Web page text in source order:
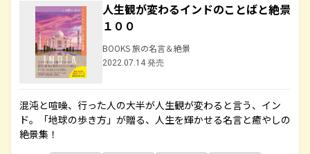
人生観が変わるインドのことばと絶景
１００
BOOKS 旅の名言＆絶景
2022.07.14 発売
混沌と喧噪、行った人の大半が人生観が変わると言う、イン
ド。「地球の歩き方」が贈る、人生を輝かせる名言と癒やしの
絶景集！